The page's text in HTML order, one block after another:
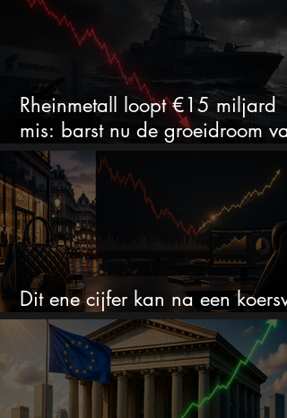
Rheinmetall loopt €15 miljard
mis: barst nu de groeidroom van
het defensiebedrijf?
Dit ene cijfer kan na een
van 50% alles veranderen